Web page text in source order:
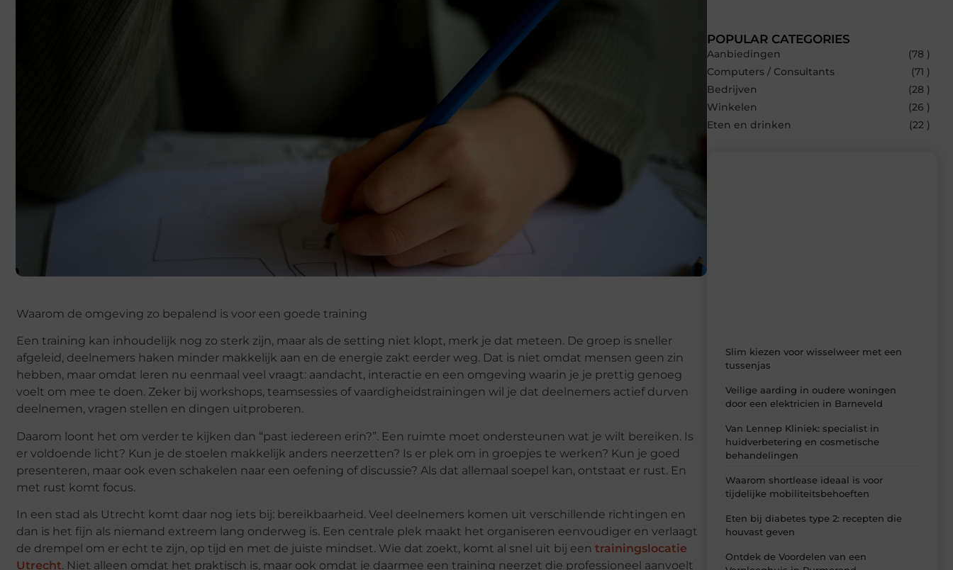
Waarom de omgeving zo bepalend is voor een goede training
Een training kan inhoudelijk nog zo sterk zijn, maar als de setting niet klopt, merk je dat meteen. De groep is sneller
afgeleid, deelnemers haken minder makkelijk aan en de energie zakt eerder weg. Dat is niet omdat mensen geen zin
hebben, maar omdat leren nu eenmaal veel vraagt: aandacht, interactie en een omgeving waarin je je prettig genoeg
voelt om mee te doen. Zeker bij workshops, teamsessies of vaardigheidstrainingen wil je dat deelnemers actief durven
deelnemen, vragen stellen en dingen uitproberen.
Daarom loont het om verder te kijken dan “past iedereen erin?”. Een ruimte moet ondersteunen wat je wilt bereiken. Is
er voldoende licht? Kun je de stoelen makkelijk anders neerzetten? Is er plek om in groepjes te werken? Kun je goed
presenteren, maar ook even schakelen naar een oefening of discussie? Als dat allemaal soepel kan, ontstaat er rust. En
met rust komt focus.
In een stad als Utrecht komt daar nog iets bij: bereikbaarheid. Veel deelnemers komen uit verschillende richtingen en
dan is het fijn als niemand extreem lang onderweg is. Een centrale plek maakt het organiseren eenvoudiger en verlaagt
de drempel om er echt te zijn, op tijd en met de juiste mindset. Wie dat zoekt, komt al snel uit bij een trainingslocatie
Utrecht. Niet alleen omdat het praktisch is, maar ook omdat je daarmee een training neerzet die professioneel aanvoelt
POPULAR CATEGORIES
Aanbiedingen
(78 )
Computers / Consultants
(71 )
Bedrijven
(28 )
Winkelen
(26 )
Eten en drinken
(22 )
Slim kiezen voor wisselweer met een
tussenjas
Veilige aarding in oudere woningen
door een elektricien in Barneveld
Van Lennep Kliniek: specialist in
huidverbetering en cosmetische
behandelingen
Waarom shortlease ideaal is voor
tijdelijke mobiliteitsbehoeften
Eten bij diabetes type 2: recepten die
houvast geven
Ontdek de Voordelen van een